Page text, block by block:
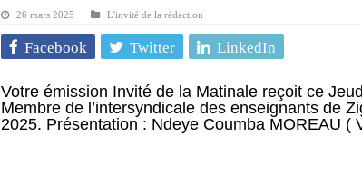
26 mars 2025 L'invité de la rédaction
Facebook Twitter LinkedIn
Votre émission Invité de la Matinale reçoit ce
Membre de l’intersyndicale des enseignants de
2025. Présentation : Ndeye Coumba MOREAU (